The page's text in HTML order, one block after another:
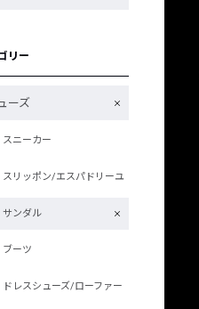
リー
ーズ
スニーカー
スリッポン/エスパドリーユ
サンダル
ブーツ
ドレスシューズ/ローファー